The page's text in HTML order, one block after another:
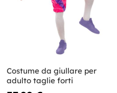
Costume da giullare per
adulto taglie forti